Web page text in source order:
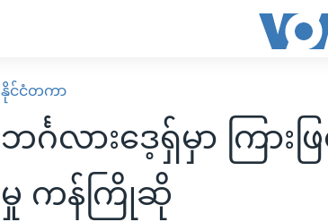
နိုင်ငံတကာ
ဘင်္ဂလားဒေ့ရှ်မှာ ကြာ
မှု ကန်ကြိုဆို